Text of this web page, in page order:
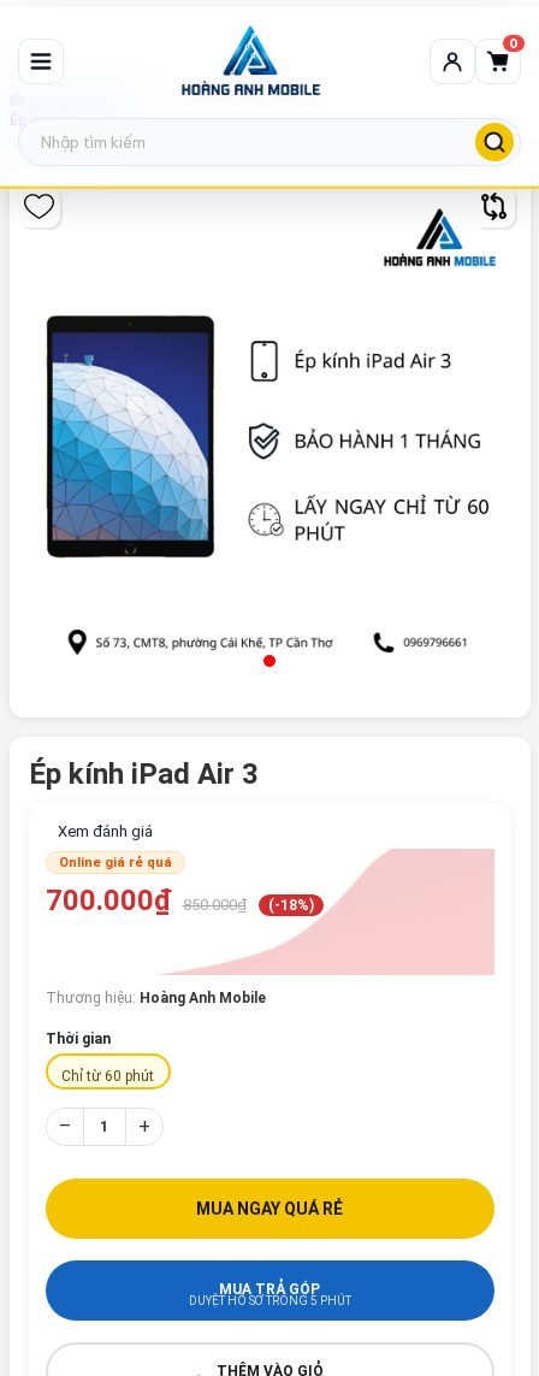
0
Ép kính iPad Air 3
Ép kính iPad Air 3
Xem đánh giá
Online giá rẻ quá
700.000₫ 850.000₫ (-18%)
Thương hiệu: Hoàng Anh Mobile
Thời gian
Chỉ từ 60 phút
– +
MUA NGAY QUÁ RẺ
MUA TRẢ GÓP
DUYỆT HỒ SƠ TRONG 5 PHÚT
THÊM VÀO GIỎ